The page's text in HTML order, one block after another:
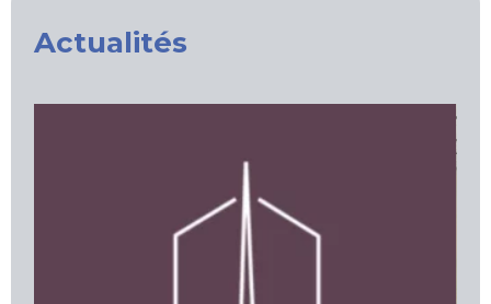
Actualités